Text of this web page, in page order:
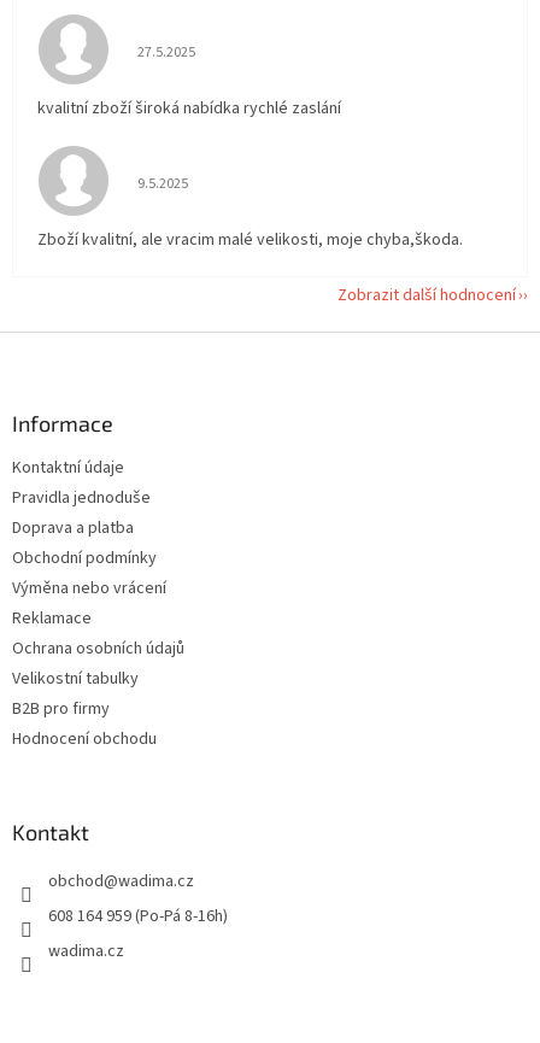
Hodnocení obchodu je 5 z 5 hvězdiček.
27.5.2025
kvalitní zboží široká nabídka rychlé zaslání
Hodnocení obchodu je 5 z 5 hvězdiček.
9.5.2025
Zboží kvalitní, ale vracim malé velikosti, moje chyba,škoda.
Zobrazit další hodnocení
Informace
Kontaktní údaje
Pravidla jednoduše
Doprava a platba
Obchodní podmínky
Výměna nebo vrácení
Reklamace
Ochrana osobních údajů
Velikostní tabulky
B2B pro firmy
Hodnocení obchodu
Kontakt
obchod@wadima.cz
608 164 959 (Po-Pá 8-16h)
wadima.cz